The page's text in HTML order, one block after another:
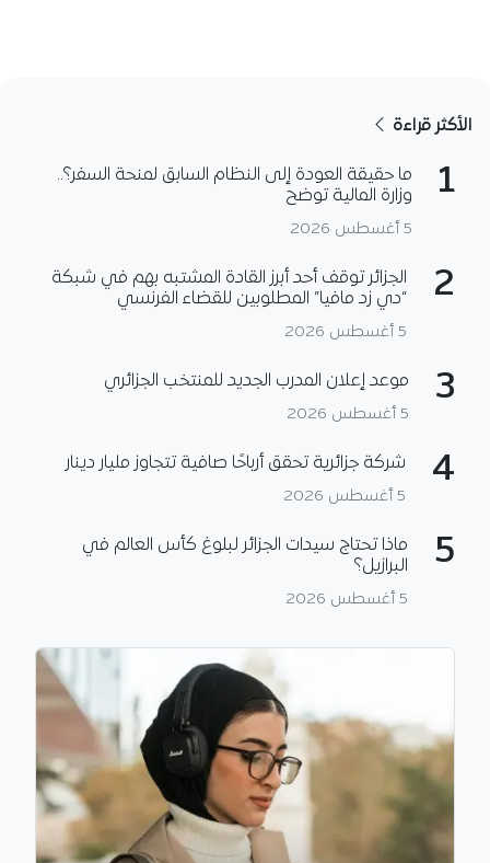
الأكثر قراءة
1
ما حقيقة العودة إلى النظام السابق لمنحة السفر؟..
وزارة المالية توضح
5 أغسطس 2026
2
الجزائر توقف أحد أبرز القادة المشتبه بهم في شبكة
“دي زد مافيا” المطلوبين للقضاء الفرنسي
5 أغسطس 2026
3 موعد إعلان المدرب الجديد للمنتخب الجزائري
5 أغسطس 2026
4 شركة جزائرية تحقق أرباحًا صافية تتجاوز مليار دينار
5 أغسطس 2026
5
ماذا تحتاج سيدات الجزائر لبلوغ كأس العالم في
البرازيل؟
5 أغسطس 2026